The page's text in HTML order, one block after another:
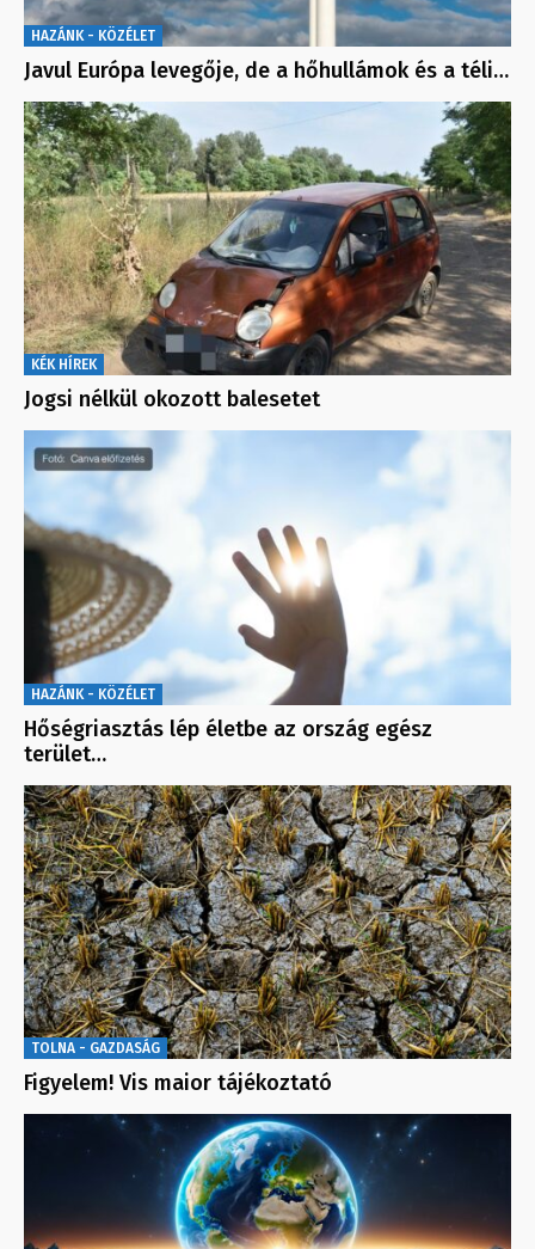
HAZÁNK - KÖZÉLET
Javul Európa levegője, de a hőhullámok és a téli…
KÉK HÍREK
Jogsi nélkül okozott balesetet
HAZÁNK - KÖZÉLET
Hőségriasztás lép életbe az ország egész
terület…
TOLNA - GAZDASÁG
Figyelem! Vis maior tájékoztató